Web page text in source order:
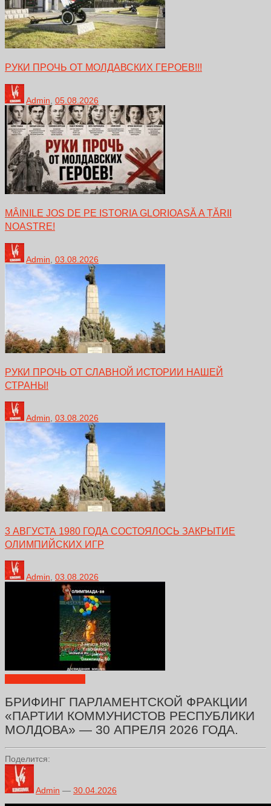
РУКИ ПРОЧЬ ОТ МОЛДАВСКИХ ГЕРОЕВ!!!
Admin 05.08.2026
MÂINILE JOS DE PE ISTORIA GLORIOASĂ A ȚĂRII
NOASTRE!
Admin 03.08.2026
РУКИ ПРОЧЬ ОТ СЛАВНОЙ ИСТОРИИ НАШЕЙ
СТРАНЫ!
Admin, 03.08.2026
3 АВГУСТА 1980 ГОДА СОСТОЯЛОСЬ ЗАКРЫТИЕ
ОЛИМПИЙСКИХ ИГР
Admin 03.08.2026
БРИФИНГ ПАРЛАМЕНТСКОЙ ФРАКЦИИ
«ПАРТИИ КОММУНИСТОВ РЕСПУБЛИКИ
МОЛДОВА» — 30 АПРЕЛЯ 2026 ГОДА.
Поделится:
Admin — 30.04.2026